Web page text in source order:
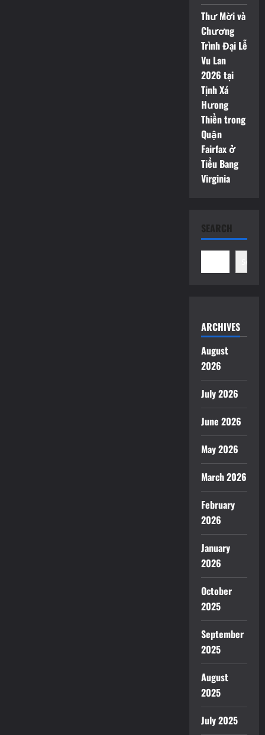
Thư Mời và
Chương
Trình Đại Lễ
Vu Lan
2026 tại
Tịnh Xá
Hưong
Thiền trong
Quận
Fairfax ở
Tiểu Bang
Virginia
SEARCH
Search
ARCHIVES
August
2026
July 2026
June 2026
May 2026
March 2026
February
2026
January
2026
October
2025
September
2025
August
2025
July 2025